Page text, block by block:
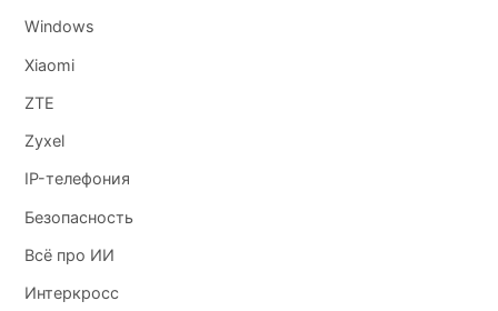
Windows
Xiaomi
ZTE
Zyxel
IP-телефония
Безопасность
Всё про ИИ
Интеркросс